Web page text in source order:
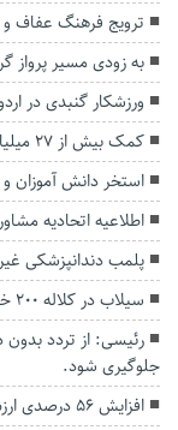
ترویج فرهنگ عفاف
به زودی مسیر پرواز
ورزشکار گنبدی در
کمک بیش از ۲۷ میلیارد تومانی مردم گلستان در جشن عاطفه‌ها
استخر دانش آموزان و
اطلاعیه اتحادیه
پلمب دندانپزشکی
سیلاب در کلاله ۲۰۰ خودرو را گرفتار گل و لای کرد
رئیسی: از تردد
جلوگیری شود.
افزایش ۵۶ درصدی ارزش صادرات غیرنفتی گلستان